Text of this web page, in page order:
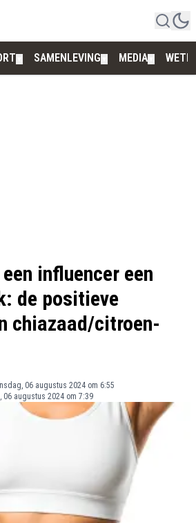
SAMENLEVING MEDIA
influencer een
de positieve
chiazaad/citroen-
06 augustus 2024 om 6:55
06 augustus 2024 om 7:39